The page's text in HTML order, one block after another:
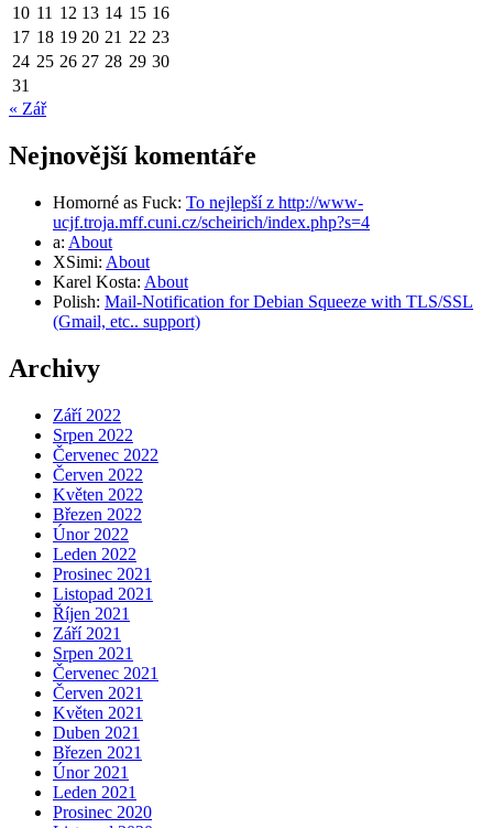
10 11 12 13 14 15 16
17 18 19 20 21 22 23
24 25 26 27 28 29 30
31
« Zář
Nejnovější komentáře
Homorné as Fuck: To nejlepší z http://www-
ucjf.troja.mff.cuni.cz/scheirich/index.php?s=4
a: About
XSimi: About
Karel Kosta: About
Polish: Mail-Notification for Debian Squeeze with TLS/SSL
(Gmail, etc.. support)
Archivy
Září 2022
Srpen 2022
Červenec 2022
Červen 2022
Květen 2022
Březen 2022
Únor 2022
Leden 2022
Prosinec 2021
Listopad 2021
Říjen 2021
Září 2021
Srpen 2021
Červenec 2021
Červen 2021
Květen 2021
Duben 2021
Březen 2021
Únor 2021
Leden 2021
Prosinec 2020